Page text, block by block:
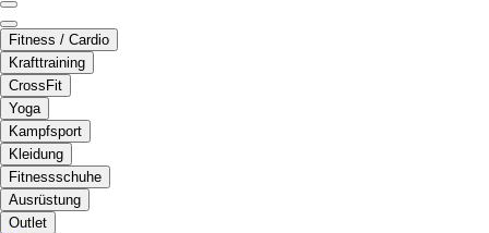
Fitness / Cardio
Krafttraining
CrossFit
Yoga
Kampfsport
Kleidung
Fitnessschuhe
Ausrüstung
Outlet